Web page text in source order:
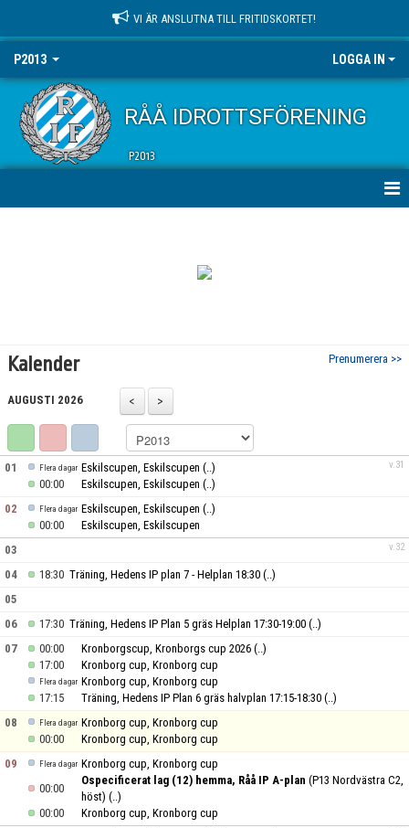
VI ÄR ANSLUTNA TILL FRITIDSKORTET!
P2013 LOGGA IN
RÅÅ IDROTTSFÖRENING
P2013
BILDGALLERI
DOKUMENT
Prenumerera >>
Kalender
AUGUSTI 2026
v.31
01 Flera dagar Eskilscupen, Eskilscupen (..)
00:00
Eskilscupen, Eskilscupen (..)
02
Flera dagar Eskilscupen, Eskilscupen (..)
00:00
Eskilscupen, Eskilscupen
v.32
03
04
18:30 Träning, Hedens IP plan 7 - Helplan 18:30 (..)
05
06
17:30 Träning, Hedens IP Plan 5 gräs Helplan 17:30-19:00 (..)
07
00:00 Kronborgscup, Kronborgs cup 2026 (..)
17:00
Kronborg cup, Kronborg cup
Flera dagar Kronborg cup, Kronborg cup
17:15
Träning, Hedens IP Plan 6 gräs halvplan 17:15-18:30 (..)
08
Flera dagar Kronborg cup, Kronborg cup
00:00
Kronborg cup, Kronborg cup
09
Flera dagar Kronborg cup, Kronborg cup
00:00
Ospecificerat lag (12) hemma, Råå IP A-plan (P13 Nordvästra C2,
höst) (..)
00:00
Kronborg cup, Kronborg cup